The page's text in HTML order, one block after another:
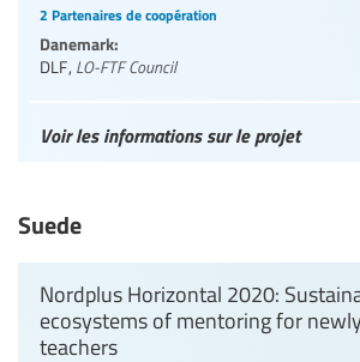
2 Partenaires de coopération
Danemark:
DLF, LO-FTF Council
Voir les informations sur le projet
Suede
Nordplus Horizontal 2020:
ecosystems of mentoring for
teachers